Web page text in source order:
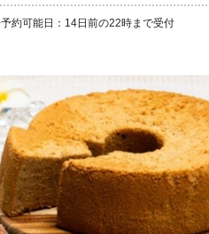
予約可能日：14日前の22時まで受付